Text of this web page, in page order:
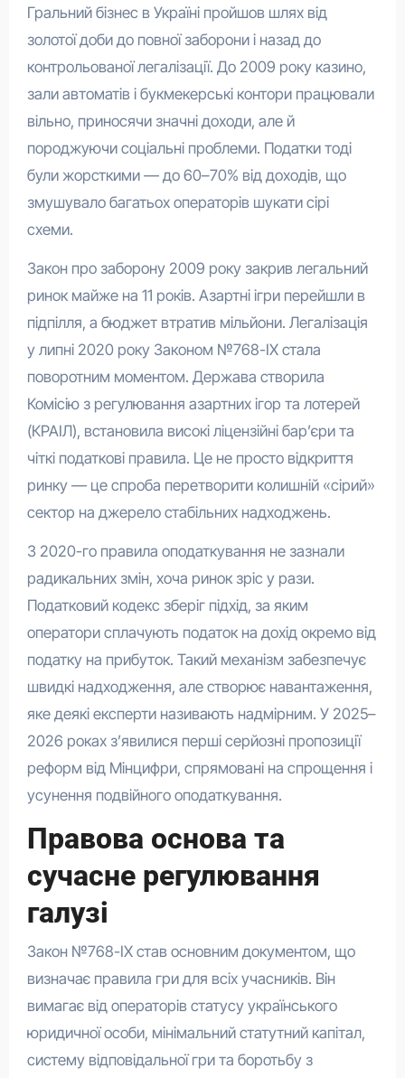
Гральний бізнес в Україні пройшов шлях від
золотої доби до повної заборони і назад до
контрольованої легалізації. До 2009 року казино,
зали автоматів і букмекерські контори працювали
вільно, приносячи значні доходи, але й
породжуючи соціальні проблеми. Податки тоді
були жорсткими — до 60–70% від доходів, що
змушувало багатьох операторів шукати сірі
схеми.
Закон про заборону 2009 року закрив легальний
ринок майже на 11 років. Азартні ігри перейшли в
підпілля, а бюджет втратив мільйони. Легалізація
у липні 2020 року Законом №768-IX стала
поворотним моментом. Держава створила
Комісію з регулювання азартних ігор та лотерей
(КРАІЛ), встановила високі ліцензійні бар’єри та
чіткі податкові правила. Це не просто відкриття
ринку — це спроба перетворити колишній «сірий»
сектор на джерело стабільних надходжень.
З 2020-го правила оподаткування не зазнали
радикальних змін, хоча ринок зріс у рази.
Податковий кодекс зберіг підхід, за яким
оператори сплачують податок на дохід окремо від
податку на прибуток. Такий механізм забезпечує
швидкі надходження, але створює навантаження,
яке деякі експерти називають надмірним. У 2025–
2026 роках з’явилися перші серйозні пропозиції
реформ від Мінцифри, спрямовані на спрощення і
усунення подвійного оподаткування.
Правова основа та
сучасне регулювання
галузі
Закон №768-IX став основним документом, що
визначає правила гри для всіх учасників. Він
вимагає від операторів статусу українського
юридичної особи, мінімальний статутний капітал,
систему відповідальної гри та боротьбу з